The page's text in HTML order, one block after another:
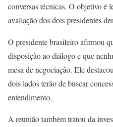
conversas técnicas. O objetivo é
avaliação dos dois presidentes
O presidente brasileiro afirmou
disposição ao diálogo e que
mesa de negociação. Ele
dois lados terão de buscar
entendimento.
A reunião também tratou da